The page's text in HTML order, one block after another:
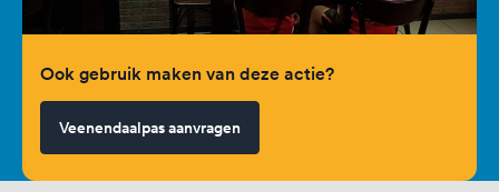
Ook gebruik maken van deze actie?
Veenendaalpas aanvragen